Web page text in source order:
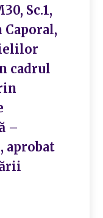
Sc.1,
Caporal,
cadrul
–
aprobat